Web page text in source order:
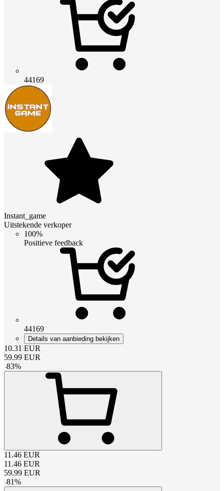
44169
Instant_game
Uitstekende verkoper
100%
Positieve feedback
44169
Details van aanbieding bekijken
10.31 EUR
59.99 EUR
-83%
11.46 EUR
11.46 EUR
59.99 EUR
-81%